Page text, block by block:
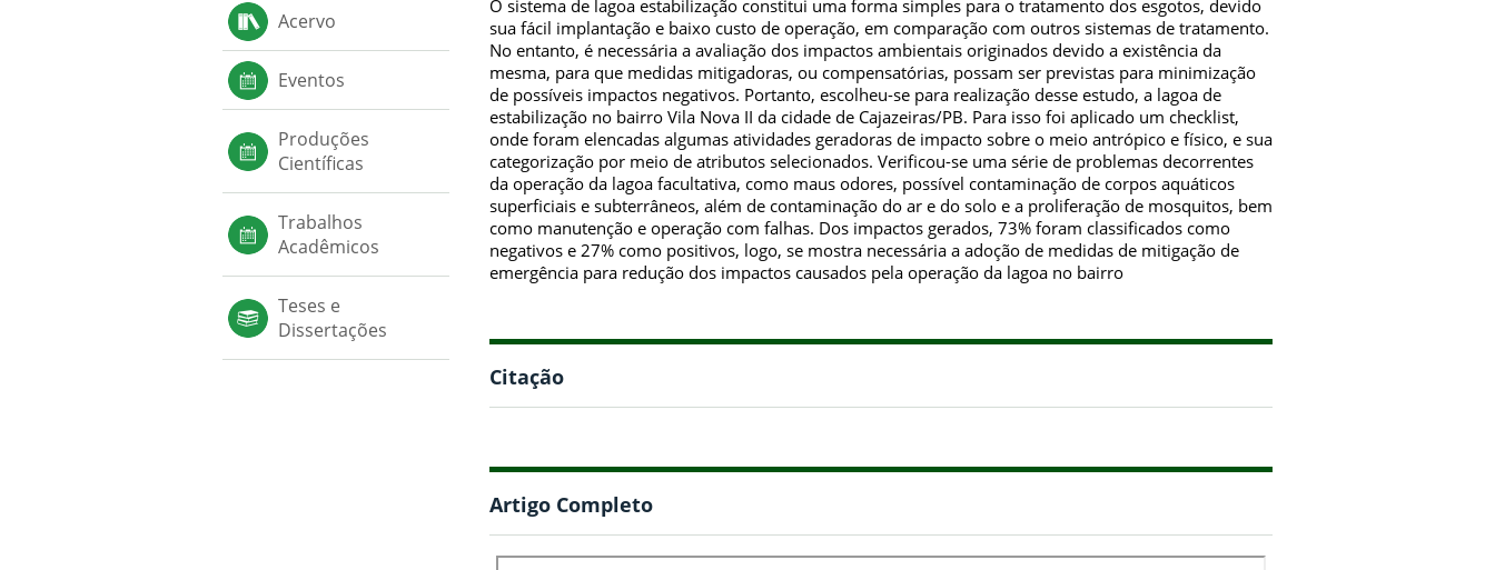
Acervo
Eventos
Produções
Científicas
Trabalhos
Acadêmicos
Teses e
Dissertações
O sistema de lagoa estabilização constitui uma forma simples para o tratamento dos esgotos, devido
sua fácil implantação e baixo custo de operação, em comparação com outros sistemas de tratamento.
No entanto, é necessária a avaliação dos impactos ambientais originados devido a existência da
mesma, para que medidas mitigadoras, ou compensatórias, possam ser previstas para minimização
de possíveis impactos negativos. Portanto, escolheu-se para realização desse estudo, a lagoa de
estabilização no bairro Vila Nova II da cidade de Cajazeiras/PB. Para isso foi aplicado um checklist,
onde foram elencadas algumas atividades geradoras de impacto sobre o meio antrópico e físico, e sua
categorização por meio de atributos selecionados. Verificou-se uma série de problemas decorrentes
da operação da lagoa facultativa, como maus odores, possível contaminação de corpos aquáticos
superficiais e subterrâneos, além de contaminação do ar e do solo e a proliferação de mosquitos, bem
como manutenção e operação com falhas. Dos impactos gerados, 73% foram classificados como
negativos e 27% como positivos, logo, se mostra necessária a adoção de medidas de mitigação de
emergência para redução dos impactos causados pela operação da lagoa no bairro
Citação
Artigo Completo